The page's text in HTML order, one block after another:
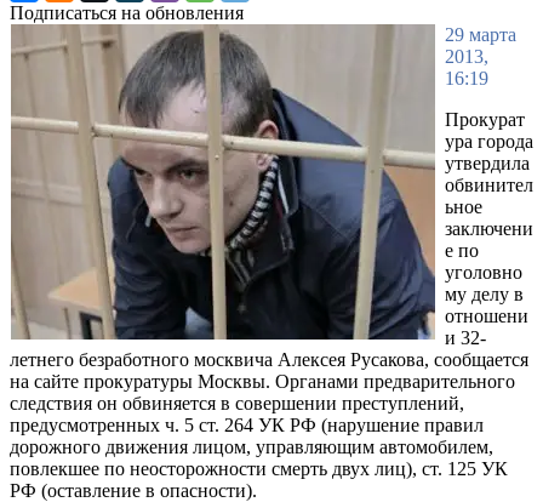
Подписаться на обновления
29 марта
2013,
16:19
Прокурат
ура города
утвердила
обвинител
ьное
заключени
е по
уголовно
му делу в
отношени
и 32-
летнего безработного москвича Алексея Русакова, сообщается
на сайте прокуратуры Москвы. Органами предварительного
следствия он обвиняется в совершении преступлений,
предусмотренных ч. 5 ст. 264 УК РФ (нарушение правил
дорожного движения лицом, управляющим автомобилем,
повлекшее по неосторожности смерть двух лиц), ст. 125 УК
РФ (оставление в опасности).